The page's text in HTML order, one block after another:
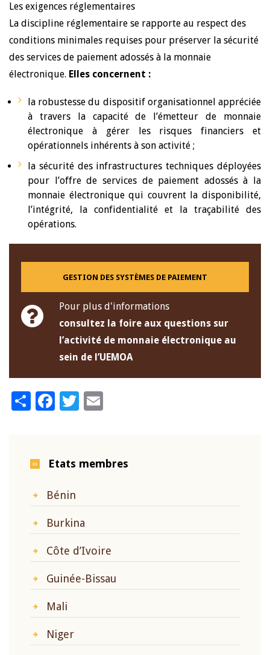
Les exigences réglementaires
La discipline réglementaire se rapporte au respect des
conditions minimales requises pour préserver la sécurité
des services de paiement adossés à la monnaie
électronique. Elles concernent :
la robustesse du dispositif organisationnel appréciée
à travers la capacité de l’émetteur de monnaie
électronique à gérer les risques financiers et
opérationnels inhérents à son activité ;
la sécurité des infrastructures techniques déployées
pour l’offre de services de paiement adossés à la
monnaie électronique qui couvrent la disponibilité,
l’intégrité, la confidentialité et la traçabilité des
opérations.
GESTION DES SYSTÈMES DE PAIEMENT
Pour plus d'informations
consultez la foire aux questions sur
l’activité de monnaie électronique au
sein de l’UEMOA
ShareFacebook
Twitter
Etats membres
Bénin
Burkina
Côte d’Ivoire
Guinée-Bissau
Mali
Niger